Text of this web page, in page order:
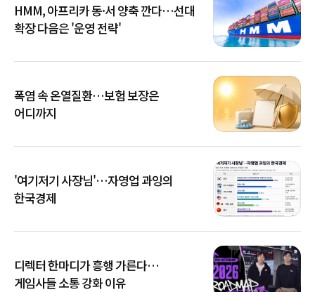
HMM, 아프리카 동·서 양축 깐다…선대
확장 다음은 '운영 전략'
폭염 속 온열질환…보험 보장은
어디까지
'여기저기 사장님'…자영업 과잉의
한국경제
디렉터 한마디가 흥행 가른다…
게임사들 소통 강화 이유